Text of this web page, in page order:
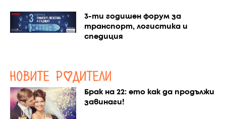
3-ти годишен форум за
транспорт, логистика и
спедиция
Брак на 22: ето как да продължи
завинаги!